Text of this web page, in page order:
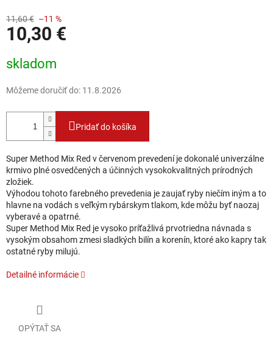
11,60 € –11 %
10,30 €
skladom
Môžeme doručiť do: 11.8.2026
Pridať do košíka
Super Method Mix Red v červenom prevedení je dokonalé univerzálne
krmivo plné osvedčených a účinných vysokokvalitných prírodných
zložiek.
Výhodou tohoto farebného prevedenia je zaujať ryby niečím iným a to
hlavne na vodách s veľkým rybárskym tlakom, kde môžu byť naozaj
vyberavé a opatrné.
Super Method Mix Red je vysoko príťažlivá prvotriedna návnada s
vysokým obsahom zmesi sladkých bilín a korenín, ktoré ako kapry tak
ostatné ryby milujú.
Detailné informácie
OPÝTAŤ SA